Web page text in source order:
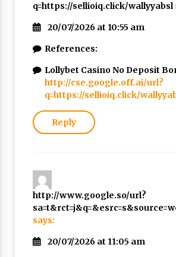
q=https://sellioiq.click/wallyyabsl
20/07/2026 at 10:55 am
References:
Lollybet Casino No Deposit
http://cse.google.off.ai/url?
q=https://sellioiq.click/
Reply
http://www.google.so/url?
says:
20/07/2026 at 11:05 am